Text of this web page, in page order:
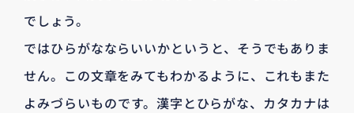
でしょう。
ではひらがなならいいかというと、そうでもありま
せん。この文章をみてもわかるように、これもまた
よみづらいものです。漢字とひらがな、カタカナは